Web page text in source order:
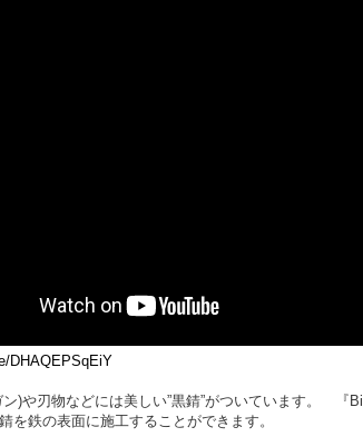
DHAQEPSqEiY
)や刃物などには美しい”黒錆”がついています。 『
を鉄の表面に施工することができます。